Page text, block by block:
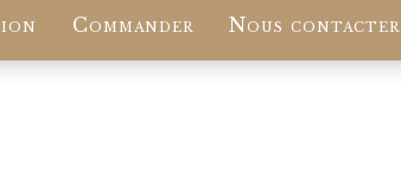
Commander Nous contacter